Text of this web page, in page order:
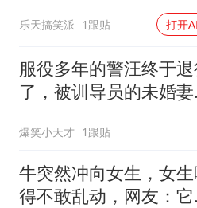
乐天搞笑派 1跟贴 打开
服役多年的警汪终于
了，被训导员的未婚妻
爆笑小天才 1跟贴
牛突然冲向女生，女
得不敢乱动，网友：它